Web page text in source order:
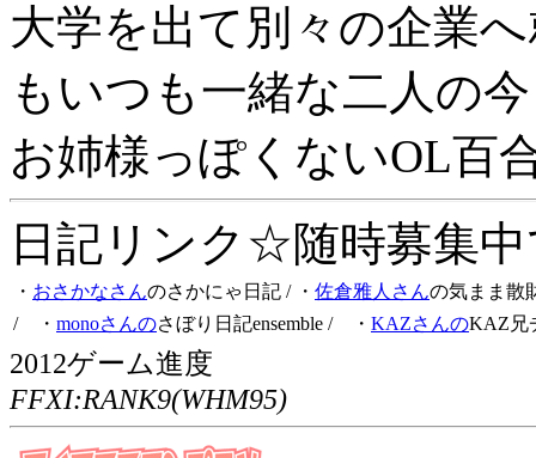
大学を出て別々の企業
もいつも一緒な二人の
お姉様っぽくないOL百
日記リンク☆随時募集
・ おさかなさんのさかにゃ日記 / ・ 佐倉雅人さんの気まま散
/ ・ monoさんのさぼり日記ensemble / ・ KAZさんのKAZ兄
2012ゲーム進度
FFXI:RANK9(WHM95)